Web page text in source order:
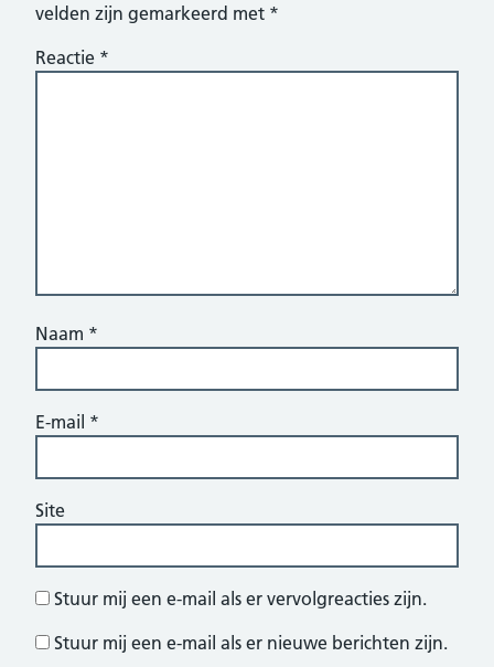
velden zijn gemarkeerd met *
Reactie *
Naam *
E-mail *
Site
Stuur mij een e-mail als er vervolgreacties zijn.
Stuur mij een e-mail als er nieuwe berichten zijn.